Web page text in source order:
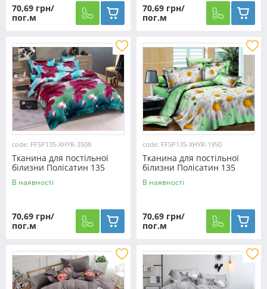
70,69 грн/
пог.м
70,69 грн/
пог.м
code: FFSP135-XHYR-3508
Тканина для постільної
білизни Полісатин 135
SP135-XHYR-3508 (60м)
В наявності
70,69 грн/
пог.м
code: FFSP135-XHYR-1950
Тканина для постільної
білизни Полісатин 135
SP135-XHYR-1950 (60м)
В наявності
70,69 грн/
пог.м